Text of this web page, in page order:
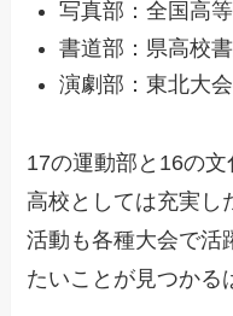
写真部：全国高
書道部：県高校
演劇部：東北大
17の運動部と16の
高校としては充実し
活動も各種大会で活
たいことが見つかる